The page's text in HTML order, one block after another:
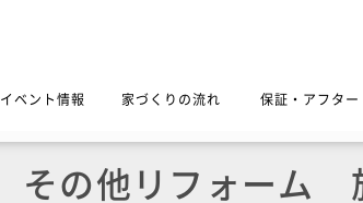
イベント情報 家づくりの流れ 保証・アフター
その他リフォーム